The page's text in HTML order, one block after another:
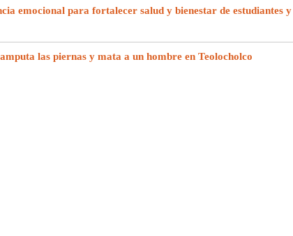
emocional para fortalecer salud y bienestar de estudiantes y
las piernas y mata a un hombre en Teolocholco